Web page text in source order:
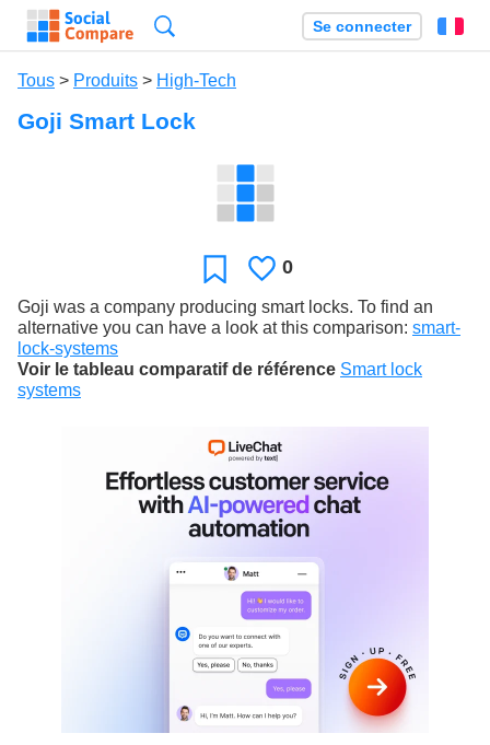
Se connecter
Tous > Produits > High-Tech
Goji Smart Lock
Favori J'aime
0
Goji was a company producing smart locks. To find an
alternative you can have a look at this comparison: smart-
lock-systems
Voir le tableau comparatif de référence Smart lock
systems